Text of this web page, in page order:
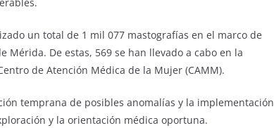
un total de 1 mil 077 mastografías en el marco de
De estas, 569 se han llevado a cabo en la
de Atención Médica de la Mujer (CAMM).
temprana de posibles anomalías y la implementación
y la orientación médica oportuna.